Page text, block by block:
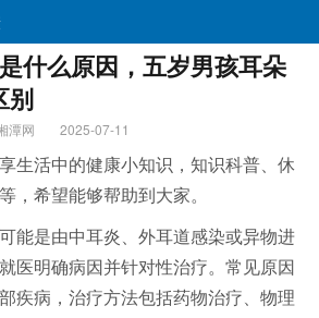
什么原因，五岁男孩耳朵
别
潭网
2025-07-11
生活中的健康小知识，知识科普、休
，希望能够帮助到大家。
能是由中耳炎、外耳道感染或异物进
医明确病因并针对性治疗。常见原因
疾病，治疗方法包括药物治疗、物理